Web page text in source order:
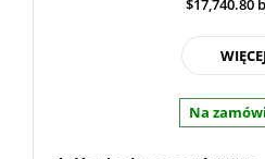
$17,740.80
Na